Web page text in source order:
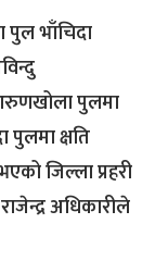
भाँचिदा
पुलमा
क्षति
जिल्ला प्रहरी
अधिकारीले